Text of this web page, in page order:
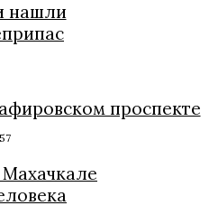
нашли
проспекте